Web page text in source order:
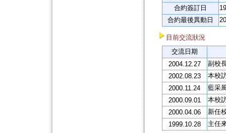
合約簽訂日
合約最後異動日
目前交流狀況
交流日期
2004.12.27
副校
2002.08.23
本校
2000.11.24
藍采
2000.09.01
本校
2000.04.06
新任
1999.10.28
主任